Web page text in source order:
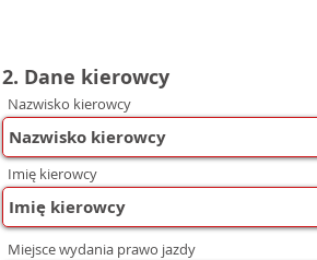
2. Dane kierowcy
Nazwisko kierowcy
Imię kierowcy
Miejsce wydania prawo jazdy